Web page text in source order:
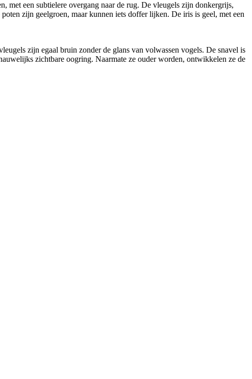
met een subtielere overgang naar de rug. De vleugels zijn donkergrijs,
zijn geelgroen, maar kunnen iets doffer lijken. De iris is geel, met een
zijn egaal bruin zonder de glans van volwassen vogels. De snavel is
zichtbare oogring. Naarmate ze ouder worden, ontwikkelen ze de